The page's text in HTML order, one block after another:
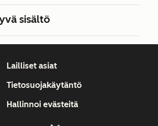
sisältö
Lailliset asiat
Tietosuojakäytäntö
Hallinnoi evästeitä